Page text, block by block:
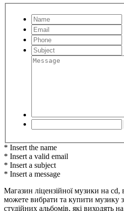
* Insert the name
* Insert a valid email
* Insert a subject
* Insert a message
Магазин ліцензійної музики на cd,
можете вибрати та купити музику з
студійних альбомів, які виходять